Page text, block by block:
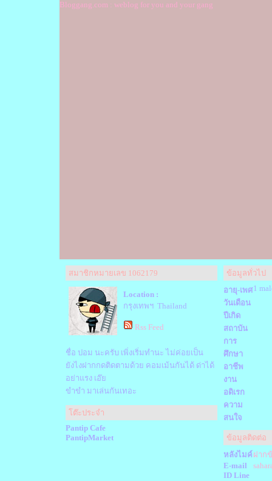
Bloggang.com : weblog for you and your gang
สมาชิกหมายเลข 1062179
Location :
กรุงเทพฯ Thailand
Rss Feed
ชื่อ ปอม นะครับ เพิ่งเริ่มทำนะ ไม่ค่อยเป็น
ยังไงฝากกดติดตามด้วย คอมเม้นกันได้ ด่าได้
อย่าแรง เอ๊ย
ขำขำ มาเล่นกันเทอะ
โต๊ะประจำ
Pantip Cafe
PantipMarket
ข้อมูลทั่วไป
อายุ-เพศ1
วันเดือน
ปีเกิด
สถาบัน
การ
ศึกษา
อาชีพ
งาน
อดิเรก
ความ
สนใจ
ข้อมูลติดต่อ
หลังไมค์ ฝาก
E-mail
ID Line